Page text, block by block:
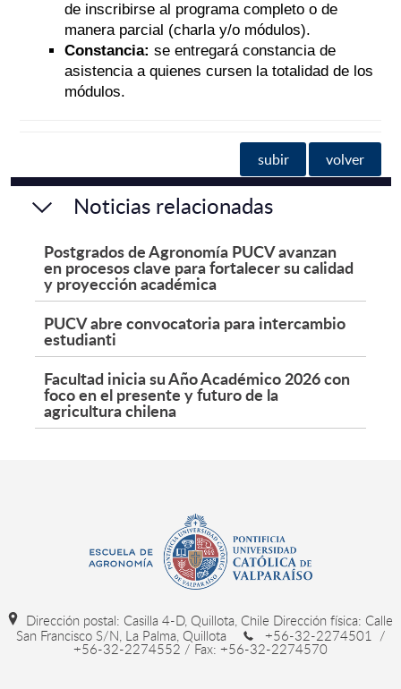
de inscribirse al programa completo o de
manera parcial (charla y/o módulos).
Constancia: se entregará constancia de
asistencia a quienes cursen la totalidad de los
módulos.
subir volver
Noticias relacionadas
Postgrados de Agronomía PUCV avanzan
en procesos clave para fortalecer su calidad
y proyección académica
PUCV abre convocatoria para intercambio
estudianti
Facultad inicia su Año Académico 2026 con
foco en el presente y futuro de la
agricultura chilena
Dirección postal: Casilla 4-D, Quillota, Chile Dirección física: Calle
San Francisco S/N, La Palma, Quillota
+56-32-2274501 /
+56-32-2274552 / Fax: +56-32-2274570